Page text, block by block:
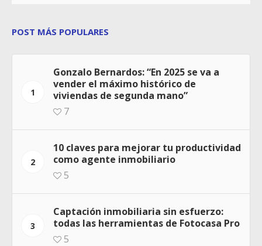
POST MÁS POPULARES
1
Gonzalo Bernardos: “En 2025 se va a
vender el máximo histórico de
viviendas de segunda mano”
7
2
10 claves para mejorar tu productividad
como agente inmobiliario
5
3
Captación inmobiliaria sin esfuerzo:
todas las herramientas de Fotocasa Pro
5